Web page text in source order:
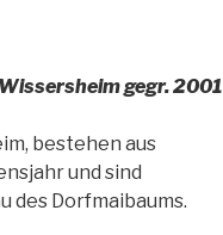
gegr. 2001
bestehen aus
und sind
des Dorfmaibaums.